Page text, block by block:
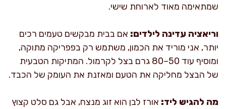
שמתאימה מאוד לארוחת שישי.
וריאציה עדינה לילדים: אם בבית מבקשים טעמים רכים
יותר, אני מוריד את הכמון, משתמש רק בפפריקה מתוקה,
ומוסיף עוד 50–80 גרם בצל לקרמול. המתיקות הטבעית
של הבצל מחליקה את הטעם ומאזנת את העומק של הכבד.
מה להגיש ליד: אורז לבן הוא זוג מנצח, אבל גם סלט קצוץ